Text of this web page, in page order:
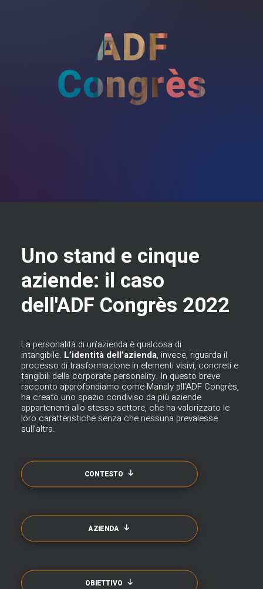
Uno stand e cinque
aziende: il caso
dell'ADF Congrès 2022
La personalità di un’azienda è qualcosa di
intangibile. L’identità dell’azienda, invece, riguarda il
processo di trasformazione in elementi visivi, concreti e
tangibili della corporate personality. In questo breve
racconto approfondiamo come Manaly all'ADF Congrès,
ha creato uno spazio condiviso da più aziende
appartenenti allo stesso settore, che ha valorizzato le
loro caratteristiche senza che nessuna prevalesse
sull’altra.
CONTESTO
AZIENDA
OBIETTIVO